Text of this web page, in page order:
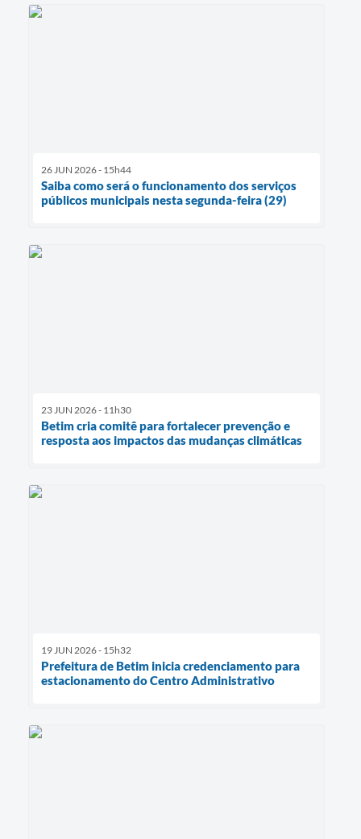
26 JUN 2026 - 15h44
Saiba como será o funcionamento dos serviços
públicos municipais nesta segunda-feira (29)
23 JUN 2026 - 11h30
Betim cria comitê para fortalecer prevenção e
resposta aos impactos das mudanças climáticas
19 JUN 2026 - 15h32
Prefeitura de Betim inicia credenciamento para
estacionamento do Centro Administrativo